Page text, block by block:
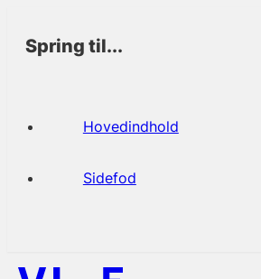
Spring til...
Hovedindhold
Sidefod